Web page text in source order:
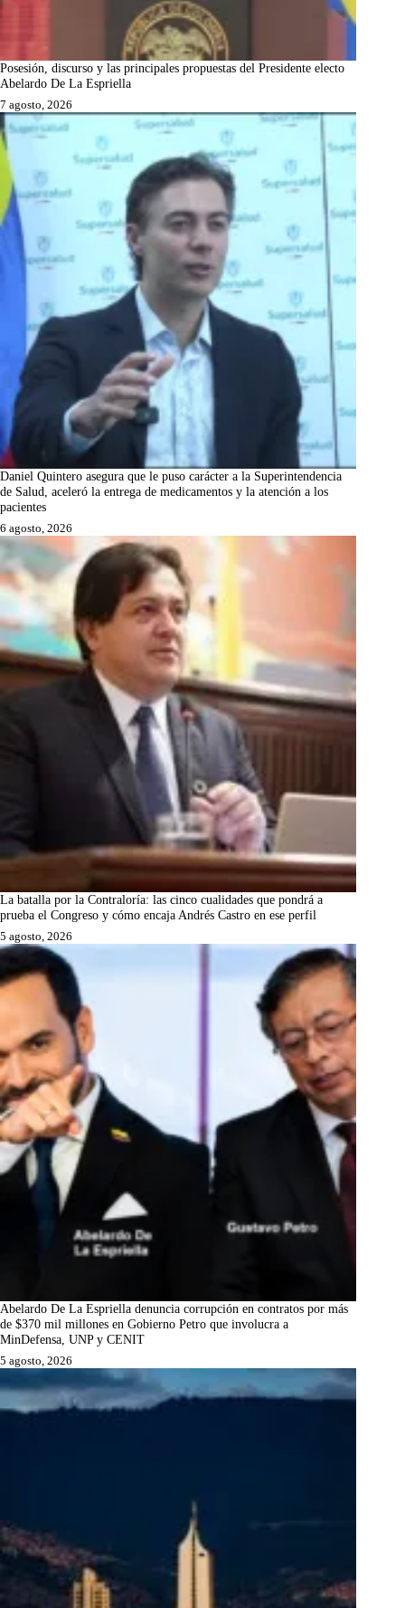
Posesión, discurso y las principales propuestas del Presidente electo
Abelardo De La Espriella
7 agosto, 2026
Daniel Quintero asegura que le puso carácter a la Superintendencia
de Salud, aceleró la entrega de medicamentos y la atención a los
pacientes
6 agosto, 2026
La batalla por la Contraloría: las cinco cualidades que pondrá a
prueba el Congreso y cómo encaja Andrés Castro en ese perfil
5 agosto, 2026
Abelardo De La Espriella denuncia corrupción en contratos por más
de $370 mil millones en Gobierno Petro que involucra a
MinDefensa, UNP y CENIT
5 agosto, 2026